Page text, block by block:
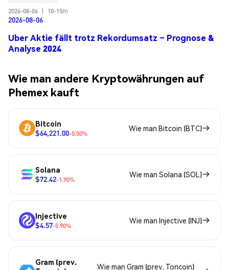
2026-08-06
10-15m
2026-08-06
Uber Aktie fällt trotz Rekordumsatz – Prognose &
Analyse 2024
Wie man andere Kryptowährungen auf
Phemex kauft
Bitcoin
$64,221.00-0.50%
Wie man Bitcoin (BTC)
Solana
$72.42-1.90%
Wie man Solana (SOL)
Injective
$4.57-5.90%
Wie man Injective (INJ)
Gram (prev.
Wie man Gram (prev. Toncoin)